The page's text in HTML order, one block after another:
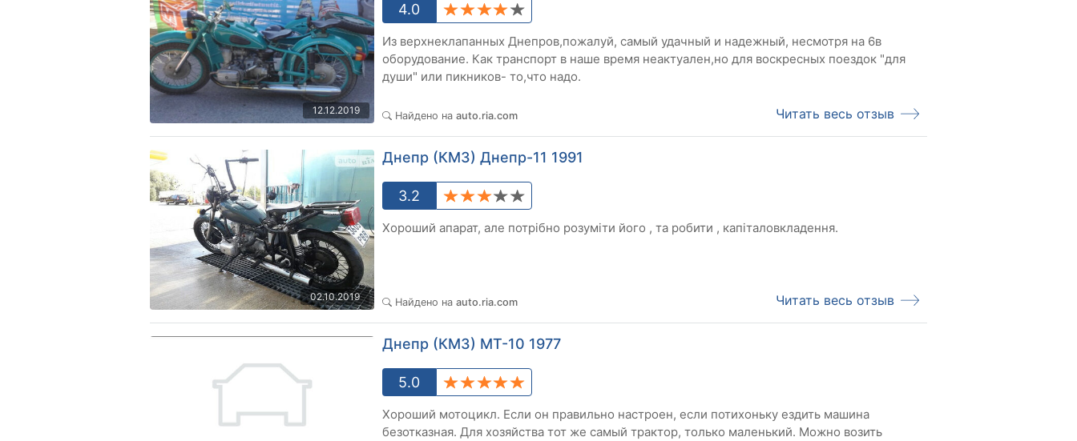
12.12.2019
4.0
Из верхнеклапанных Днепров,пожалуй, самый удачный и надежный, несмотря на 6в
оборудование. Как транспорт в наше время неактуален,но для воскресных поездок "для
души" или пикников- то,что надо.
Найдено на auto.ria.com Читать весь отзыв
02.10.2019
Днепр (КМЗ) Днепр-11 1991
3.2
Хороший апарат, але потрібно розуміти його , та робити , капіталовкладення.
Найдено на auto.ria.com Читать весь отзыв
Днепр (КМЗ) МТ-10 1977
5.0
Хороший мотоцикл. Если он правильно настроен, если потихоньку ездить машина
безотказная. Для хозяйства тот же самый трактор, только маленький. Можно возить